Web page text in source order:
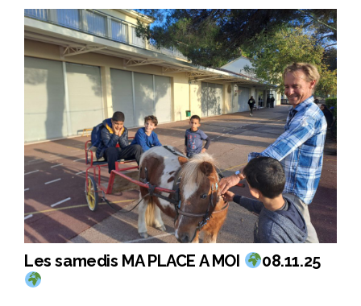
Les samedis MA PLACE A MOI 08.11.25